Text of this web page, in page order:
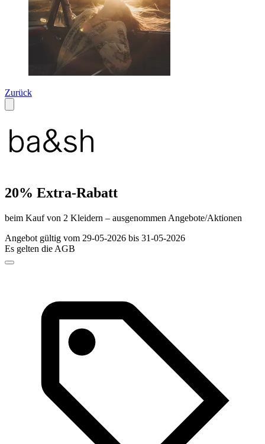
Zurück
20% Extra-Rabatt
beim Kauf von 2 Kleidern – ausgenommen Angebote/Aktionen
Angebot gültig vom 29-05-2026 bis 31-05-2026
Es gelten die AGB